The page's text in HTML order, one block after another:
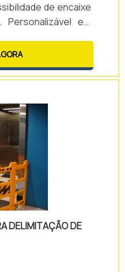
de encaixe
em
DELIMITAÇÃO DE